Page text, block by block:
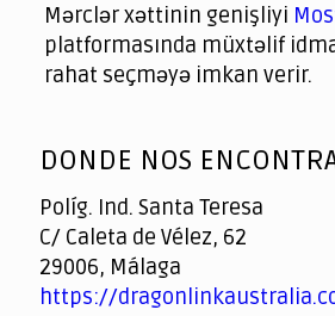
Mərclər xəttinin genişliyi
platformasında müxtəlif
rahat seçməyə imkan verir.
of
DONDE NOS
Políg. Ind. Santa Teresa
C/ Caleta de Vélez, 62
29006, Málaga
https://